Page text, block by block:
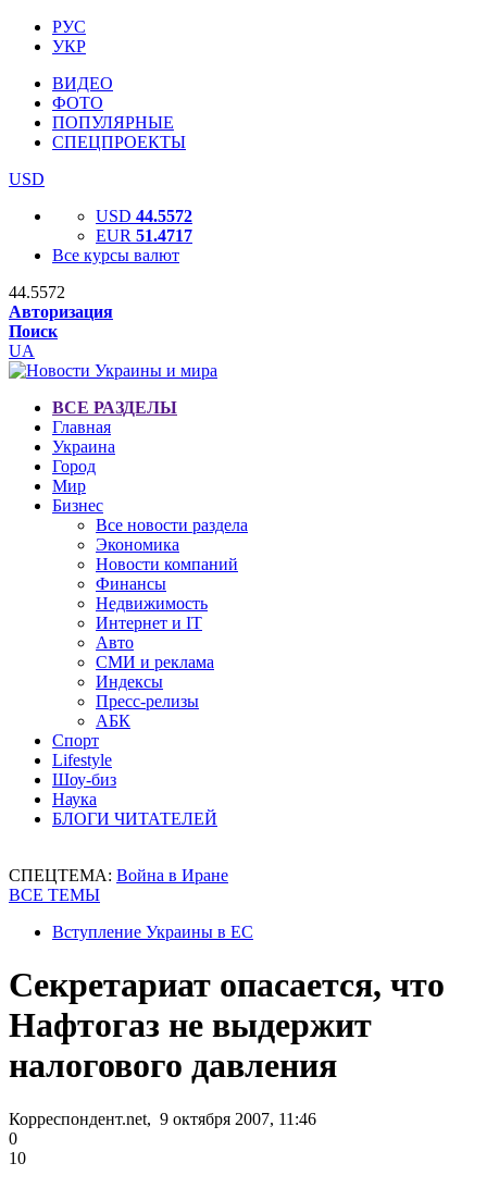
РУС
УКР
ВИДЕО
ФОТО
ПОПУЛЯРНЫЕ
СПЕЦПРОЕКТЫ
USD
USD 44.5572
EUR 51.4717
Все курсы валют
44.5572
Авторизация
Поиск
UA
ВСЕ РАЗДЕЛЫ
Главная
Украина
Город
Мир
Бизнес
Все новости раздела
Экономика
Новости компаний
Финансы
Недвижимость
Интернет и IT
Авто
СМИ и реклама
Индексы
Пресс-релизы
АБК
Спорт
Lifestyle
Шоу-биз
Наука
БЛОГИ ЧИТАТЕЛЕЙ
СПЕЦТЕМА: Война в Иране
ВСЕ ТЕМЫ
Вступление Украины в ЕС
Секретариат опасается, что
Нафтогаз не выдержит
налогового давления
Корреспондент.net, 9 октября 2007, 11:46
0
10